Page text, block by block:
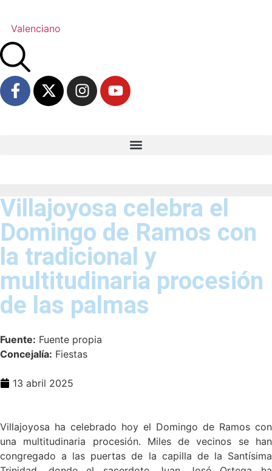
Valenciano
Villajoyosa celebra el
Domingo de Ramos con
la tradicional y
multitudinaria procesión
de las palmas
Fuente: Fuente propia
Concejalía: Fiestas
13 abril 2025
Villajoyosa ha celebrado hoy el Domingo de Ramos con
una multitudinaria procesión. Miles de vecinos se han
congregado a las puertas de la capilla de la Santísima